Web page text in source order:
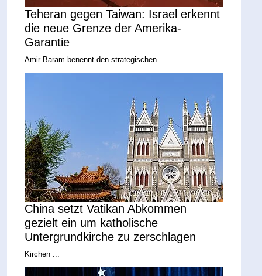
Teheran gegen Taiwan: Israel erkennt
die neue Grenze der Amerika-
Garantie
Amir Baram benennt den strategischen ...
China setzt Vatikan Abkommen
gezielt ein um katholische
Untergrundkirche zu zerschlagen
Kirchen ...